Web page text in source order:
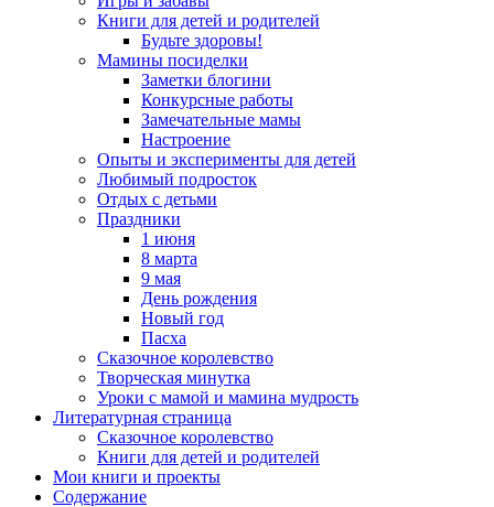
Книги для детей и родителей
Будьте здоровы!
Мамины посиделки
Заметки блогини
Конкурсные работы
Замечательные мамы
Настроение
Опыты и эксперименты для детей
Любимый подросток
Отдых с детьми
Праздники
1 июня
8 марта
9 мая
День рождения
Новый год
Пасха
Сказочное королевство
Творческая минутка
Уроки с мамой и мамина мудрость
Литературная страница
Сказочное королевство
Книги для детей и родителей
Мои книги и проекты
Содержание